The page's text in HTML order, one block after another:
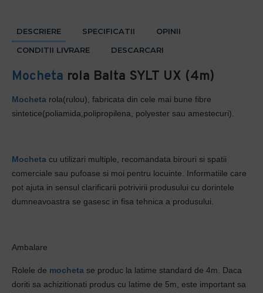
DESCRIERE SPECIFICATII
OPINII
CONDITII LIVRARE
DESCARCARI
Mocheta rola Balta SYLT UX (4m)
Mocheta rola(rulou), fabricata din cele mai bune fibre
sintetice(poliamida,polipropilena, polyester sau amestecuri).
Mocheta cu utilizari multiple, recomandata birouri si spatii
comerciale sau pufoase si moi pentru locuinte. Informatiile care
pot ajuta in sensul clarificarii potrivirii produsului cu dorintele
dumneavoastra se gasesc in fisa tehnica a produsului.
Ambalare
Rolele de mocheta se produc la latime standard de 4m. Daca
doriti sa achizitionati produs cu latime de 5m, este important sa